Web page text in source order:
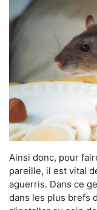
Ainsi donc, pour
pareille, il est vital
aguerris. Dans ce
dans les plus brefs